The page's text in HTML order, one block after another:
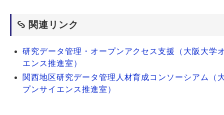
関連リンク
研究データ管理・オープンアクセス支援（大阪大学
エンス推進室）
関西地区研究データ管理人材育成コンソーシアム（
プンサイエンス推進室）